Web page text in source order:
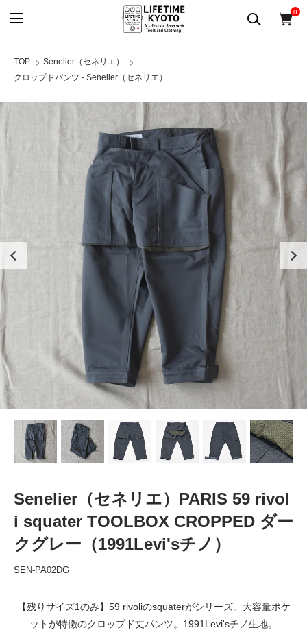
0
TOP
Senelier（セネリエ）
クロップドパンツ - Senelier（セネリエ）
Senelier（セネリエ）PARIS 59 rivol
i squater TOOLBOX CROPPED ダー
クグレー（1991Levi'sチノ）
SEN-PA02DG
【残りサイズ1のみ】59 rivoliのsquaterがシリーズ。大容量ポケ
ットが特徴のクロップド丈パンツ。1991Levi'sチノ生地。